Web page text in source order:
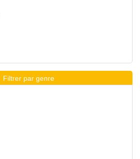
Filtrer par genre